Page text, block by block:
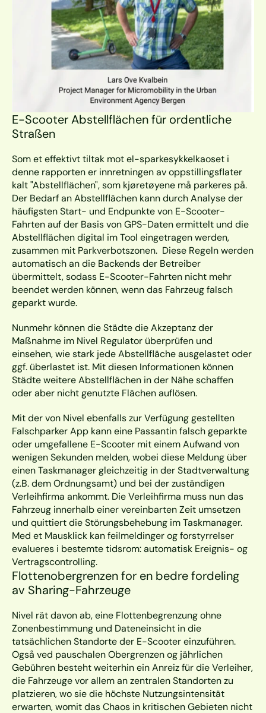
E-Scooter Abstellflächen für ordentliche
Straßen
Som et effektivt tiltak mot el-sparkesykkelkaoset i
denne rapporten er innretningen av oppstillingsflater
kalt "Abstellflächen", som kjøretøyene må parkeres på.
Der Bedarf an Abstellflächen kann durch Analyse der
häufigsten Start- und Endpunkte von E-Scooter-
Fahrten auf der Basis von GPS-Daten ermittelt und die
Abstellflächen digital im Tool eingetragen werden,
zusammen mit Parkverbotszonen.  Diese Regeln werden
automatisch an die Backends der Betreiber
übermittelt, sodass E-Scooter-Fahrten nicht mehr
beendet werden können, wenn das Fahrzeug falsch
geparkt wurde.
Nunmehr können die Städte die Akzeptanz der
Maßnahme im Nivel Regulator überprüfen und
einsehen, wie stark jede Abstellfläche ausgelastet oder
ggf. überlastet ist. Mit diesen Informationen können
Städte weitere Abstellflächen in der Nähe schaffen
oder aber nicht genutzte Flächen auflösen.
Mit der von Nivel ebenfalls zur Verfügung gestellten
Falschparker App kann eine Passantin falsch geparkte
oder umgefallene E-Scooter mit einem Aufwand von
wenigen Sekunden melden, wobei diese Meldung über
einen Taskmanager gleichzeitig in der Stadtverwaltung
(z.B. dem Ordnungsamt) und bei der zuständigen
Verleihfirma ankommt. Die Verleihfirma muss nun das
Fahrzeug innerhalb einer vereinbarten Zeit umsetzen
und quittiert die Störungsbehebung im Taskmanager.
Med et Mausklick kan feilmeldinger og forstyrrelser
evalueres i bestemte tidsrom: automatisk Ereignis- og
Vertragscontrolling.
Flottenobergrenzen for en bedre fordeling
av Sharing-Fahrzeuge
Nivel rät davon ab, eine Flottenbegrenzung ohne
Zonenbestimmung und Dateneinsicht in die
tatsächlichen Standorte der E-Scooter einzuführen.
Også ved pauschalen Obergrenzen og jährlichen
Gebühren besteht weiterhin ein Anreiz für die Verleiher,
die Fahrzeuge vor allem an zentralen Standorten zu
platzieren, wo sie die höchste Nutzungsintensität
erwarten, womit das Chaos in kritischen Gebieten nicht